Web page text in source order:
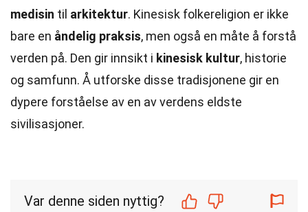
medisin til arkitektur. Kinesisk folkereligion er ikke
bare en åndelig praksis, men også en måte å forstå
verden på. Den gir innsikt i kinesisk kultur, historie
og samfunn. Å utforske disse tradisjonene gir en
dypere forståelse av en av verdens eldste
sivilisasjoner.
Var denne siden nyttig?